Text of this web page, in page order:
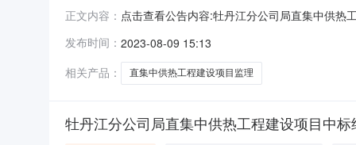
正文内容： 点击查看公告内容:牡丹江分公司局直集中供热
告：1、中标候选人基本情况中标候选人第1名
益建设
发布时间： 2023-08-09 15:13
相关产品：
直集中供热工程建设项目监理
牡丹江分公司局直集中供热工程建设项目中标